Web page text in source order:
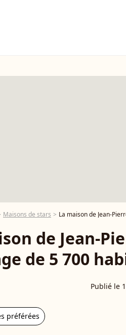
Maisons de stars La maison de Jean-
de Jean-
de 5 700
Publié le
préférées